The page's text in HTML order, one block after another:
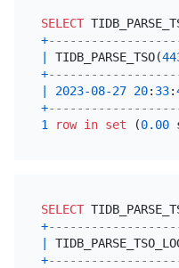
SELECT
+
TIDB_PARSE_TSO(
+
2023-08-27 20: 33:
+
1
row in set (0.00
SELECT
+
|
+